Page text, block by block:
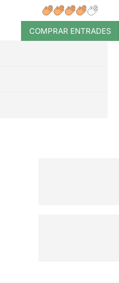
COMPRAR ENTRADES